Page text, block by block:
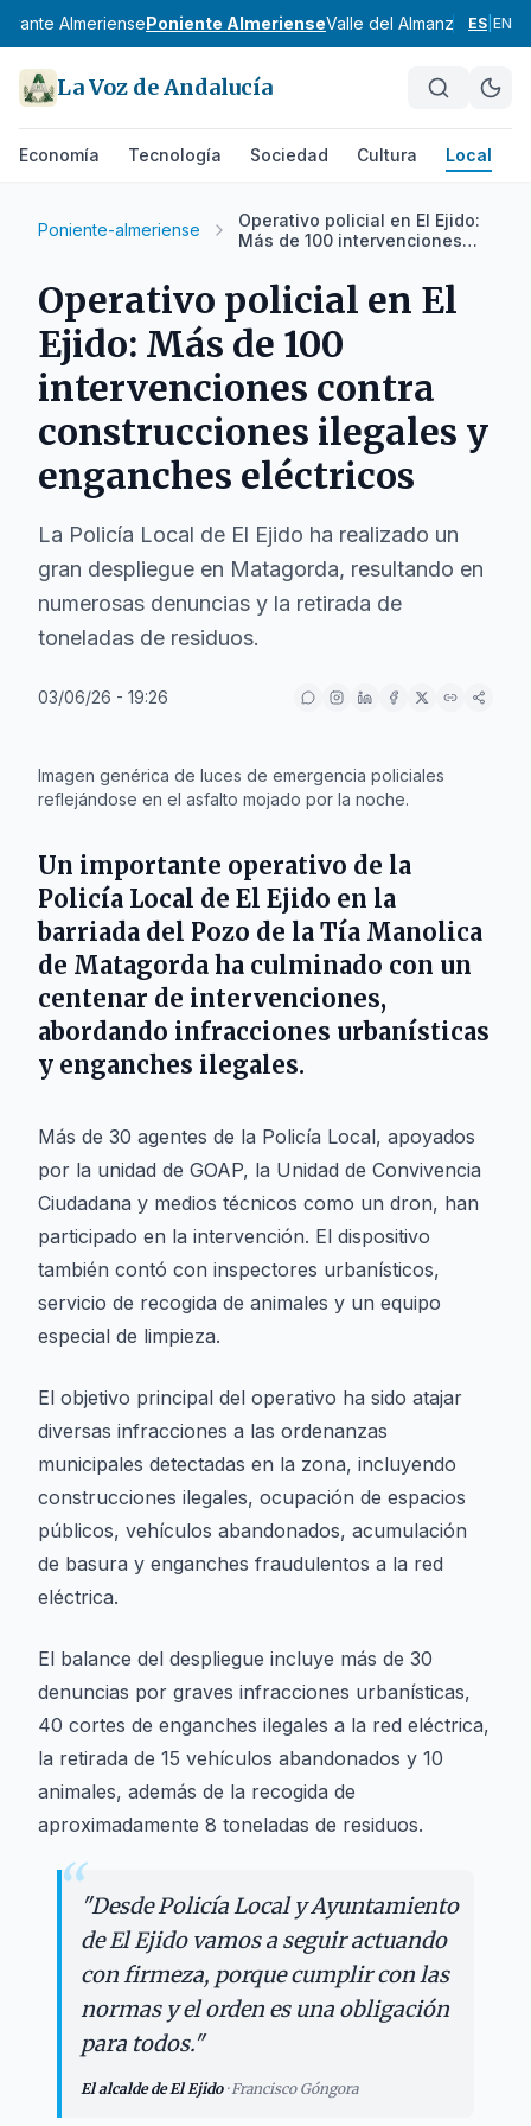
AlmeriensePoniente AlmerienseValle del AlmanzoraBahía
ES EN
La Voz de Andalucía
Economía Tecnología Sociedad Cultura Local
Poniente-almeriense
Operativo policial en El Ejido:
Más de 100 intervenciones
ilegales y enganches
eléctricos
Operativo policial en El
Ejido: Más de 100
intervenciones contra
construcciones ilegales y
enganches eléctricos
La Policía Local de El Ejido ha realizado un
gran despliegue en Matagorda, resultando en
numerosas denuncias y la retirada de
toneladas de residuos.
03/06/26 - 19:26
Imagen genérica de luces de emergencia policiales
reflejándose en el asfalto mojado por la noche.
Un importante operativo de la
Policía Local de El Ejido en la
barriada del Pozo de la Tía Manolica
de Matagorda ha culminado con un
centenar de intervenciones,
abordando infracciones urbanísticas
y enganches ilegales.
Más de 30 agentes de la Policía Local, apoyados
por la unidad de GOAP, la Unidad de Convivencia
Ciudadana y medios técnicos como un dron, han
participado en la intervención. El dispositivo
también contó con inspectores urbanísticos,
servicio de recogida de animales y un equipo
especial de limpieza.
El objetivo principal del operativo ha sido atajar
diversas infracciones a las ordenanzas
municipales detectadas en la zona, incluyendo
construcciones ilegales, ocupación de espacios
públicos, vehículos abandonados, acumulación
de basura y enganches fraudulentos a la red
eléctrica.
El balance del despliegue incluye más de 30
denuncias por graves infracciones urbanísticas,
40 cortes de enganches ilegales a la red eléctrica,
la retirada de 15 vehículos abandonados y 10
animales, además de la recogida de
aproximadamente 8 toneladas de residuos.
“"Desde Policía Local y Ayuntamiento
de El Ejido vamos a seguir actuando
con firmeza, porque cumplir con las
normas y el orden es una obligación
para todos."
El alcalde de El Ejido·Francisco Góngora